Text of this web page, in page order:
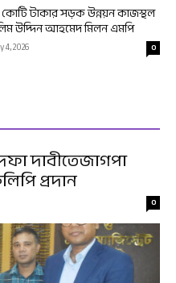
টাকার সড়ক উন্নয়ন কাজস্থল
উদ্দিন আহমেদ মিলন এমপি
4, 2026 0
দাবীতেজাগপা
প্রদান
0